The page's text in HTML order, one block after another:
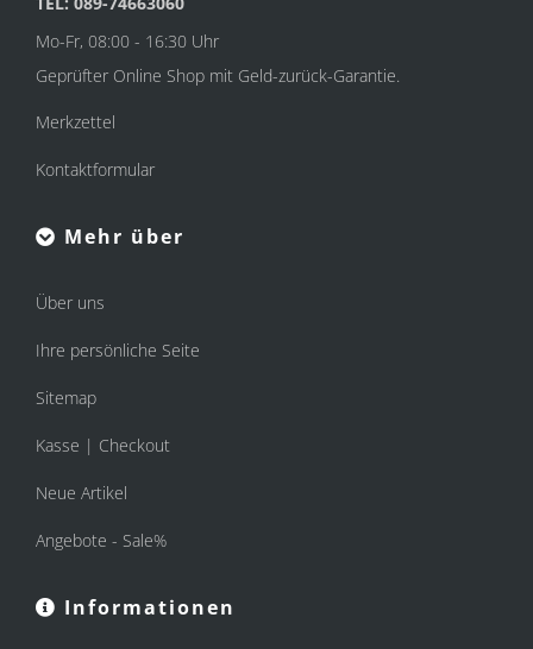
Mo-Fr, 08:00 - 16:30 Uhr
Geprüfter Online Shop mit Geld-zurück-Garantie.
Merkzettel
Kontaktformular
Mehr über
Über uns
Ihre persönliche Seite
Sitemap
Kasse | Checkout
Neue Artikel
Angebote - Sale%
Informationen